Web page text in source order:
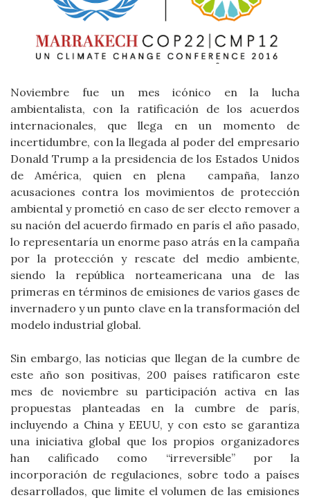
Noviembre fue un mes icónico en la lucha
ambientalista, con la ratificación de los acuerdos
internacionales, que llega en un momento de
incertidumbre, con la llegada al poder del empresario
Donald Trump a la presidencia de los Estados Unidos
de América, quien en plena campaña, lanzo
acusaciones contra los movimientos de protección
ambiental y prometió en caso de ser electo remover a
su nación del acuerdo firmado en parís el año pasado,
lo representaría un enorme paso atrás en la campaña
por la protección y rescate del medio ambiente,
siendo la república norteamericana una de las
primeras en términos de emisiones de varios gases de
invernadero y un punto clave en la transformación del
modelo industrial global.
Sin embargo, las noticias que llegan de la cumbre de
este año son positivas, 200 países ratificaron este
mes de noviembre su participación activa en las
propuestas planteadas en la cumbre de parís,
incluyendo a China y EEUU, y con esto se garantiza
una iniciativa global que los propios organizadores
han calificado como “irreversible” por la
incorporación de regulaciones, sobre todo a países
desarrollados, que limite el volumen de las emisiones